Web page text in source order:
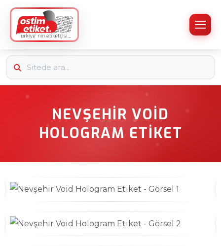
NEVŞEHIR VOID
HOLOGRAM ETIKET